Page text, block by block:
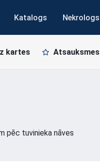
Katalogs Nekrologs
kartes Atsauksmes
pēc tuvinieka nāves